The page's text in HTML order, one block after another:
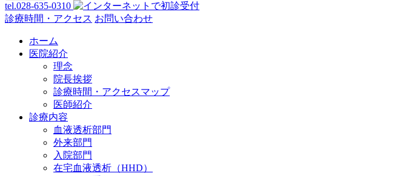
tel.028-635-0310
診療時間・アクセス お問い合わせ
ホーム
医院紹介
理念
院長挨拶
診療時間・アクセスマップ
医師紹介
診療内容
血液透析部門
外来部門
入院部門
在宅血液透析（HHD）